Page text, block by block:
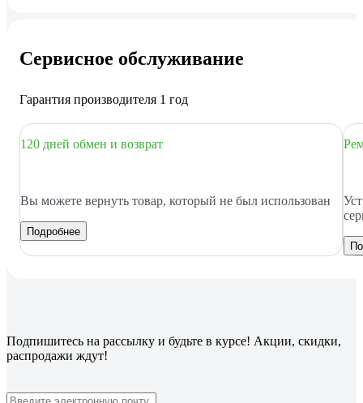
Сервисное обслуживание
Гарантия производителя 1 год
120 дней обмен и возврат
Вы можете вернуть товар, который не был использован
Подробнее
Подпишитесь на рассылку и будьте в курсе! Акции, скидки,
распродажи ждут!